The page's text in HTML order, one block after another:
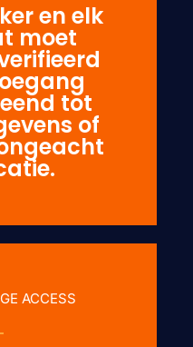
en elk
moet
tot
of
ACCESS